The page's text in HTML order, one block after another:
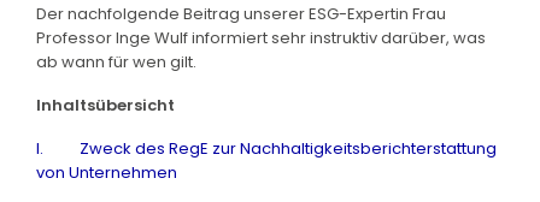
Der nachfolgende Beitrag unserer ESG-Expertin Frau
Professor Inge Wulf informiert sehr instruktiv darüber, was
ab wann für wen gilt.
Inhaltsübersicht
I. Zweck des RegE zur Nachhaltigkeitsberichterstattung
von Unternehmen